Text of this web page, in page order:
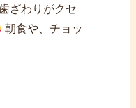
ざわりがクセ
朝食や、チョッ